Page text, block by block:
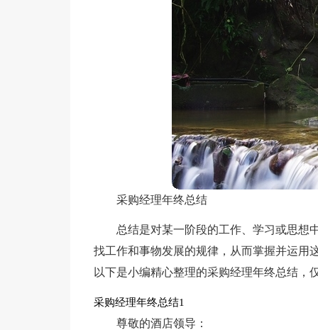
采购经理年终总结
总结是对某一阶段的工作、学习或思想
找工作和事物发展的规律，从而掌握并运用
以下是小编精心整理的采购经理年终总结，
采购经理年终总结1
尊敬的酒店领导：